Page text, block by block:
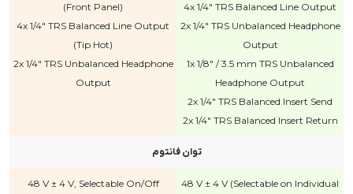
4x 1/4" TRS Balanced Line Output
2x 1/4" TRS Unbalanced Headphone
Output
1x 1/8" / 3.5 mm TRS Unbalanced
Headphone Output
2x 1/4" TRS Balanced Insert Send
2x 1/4" TRS Balanced Insert Return
(Front Panel)
4x 1/4" TRS Balanced Line Output
(Tip Hot)
2x 1/4" TRS Unbalanced Headphone
Output
توان فانتوم
48 V ± 4 V (Selectable on Individual
48 V ± 4 V, Selectable On/Off